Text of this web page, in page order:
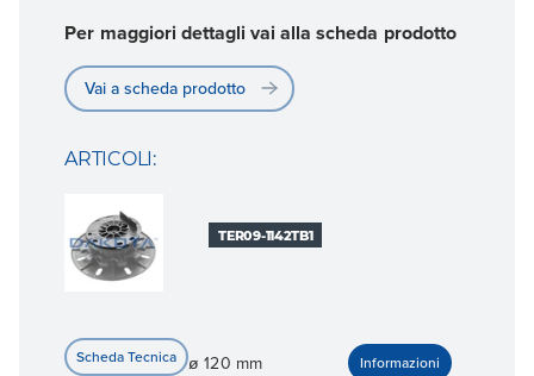
Per maggiori dettagli vai alla scheda prodotto
Vai a scheda prodotto
ARTICOLI:
TER09-1142TB1
ø 120 mm